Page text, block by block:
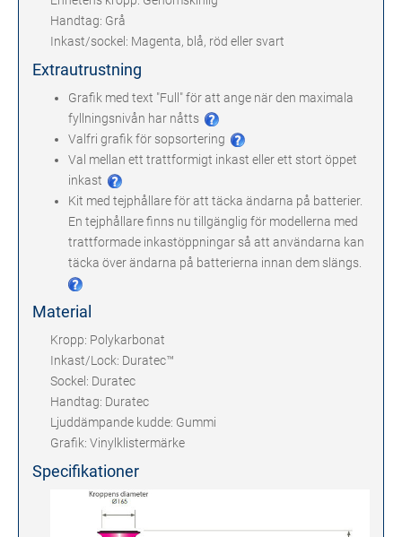
Handtag: Grå
Inkast/sockel: Magenta, blå, röd eller svart
Extrautrustning
Grafik med text "Full" för att ange när den maximala
fyllningsnivån har nåtts
Valfri grafik för sopsortering
Val mellan ett trattformigt inkast eller ett stort öppet
inkast
Kit med tejphållare för att täcka ändarna på batterier.
En tejphållare finns nu tillgänglig för modellerna med
trattformade inkastöppningar så att användarna kan
täcka över ändarna på batterierna innan dem slängs.
Material
Kropp: Polykarbonat
Inkast/Lock: Duratec™
Sockel: Duratec
Handtag: Duratec
Ljuddämpande kudde: Gummi
Grafik: Vinylklistermärke
Specifikationer